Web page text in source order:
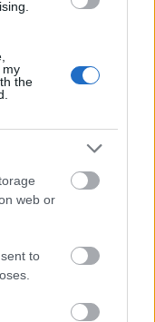
my
the
web or
to
zenélő